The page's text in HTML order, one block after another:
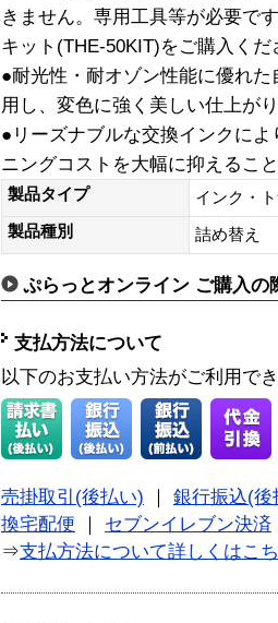
きません。専用工具等が必要で
キット(THE-50KIT)をご購入くだ
●耐光性・耐オゾン性能に優れ
用し、変色に強く美しい仕上が
●リーズナブルな交換インクに
ニングコストを大幅に抑えるこ
製品タイプ
インク・
製品種別
詰め替え
ぷらっとオンライン ご購入の
支払方法について
以下のお支払い方法がご利用で
売掛取引(後払い) ｜ 銀行振込(後
換宅配便 ｜ セブンイレブン決済
⇒支払方法について詳しくはこ